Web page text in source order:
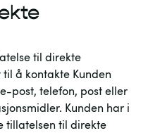
til direkte
å kontakte Kunden
post, telefon, post eller
Kunden har i
tillatelsen til direkte